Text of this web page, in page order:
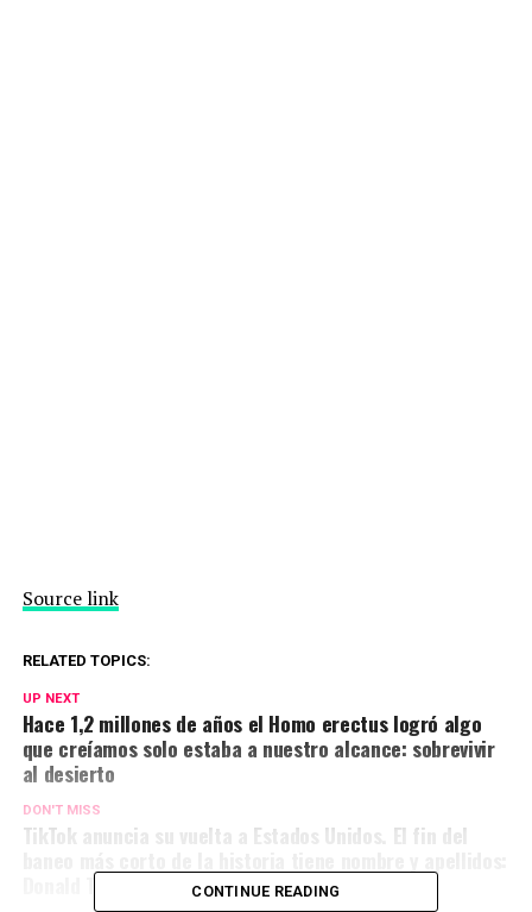
Source link
RELATED TOPICS:
UP NEXT
Hace 1,2 millones de años el Homo erectus logró algo
que creíamos solo estaba a nuestro alcance: sobrevivir
al desierto
DON'T MISS
TikTok anuncia su vuelta a Estados Unidos. El fin del
Donald Trump
CONTINUE READING